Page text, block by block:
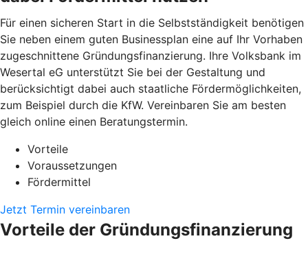
Für einen sicheren Start in die Selbstständigkeit benötigen
Sie neben einem guten Businessplan eine auf Ihr Vorhaben
zugeschnittene Gründungsfinanzierung. Ihre Volksbank im
Wesertal eG unterstützt Sie bei der Gestaltung und
berücksichtigt dabei auch staatliche Fördermöglichkeiten,
zum Beispiel durch die KfW. Vereinbaren Sie am besten
gleich online einen Beratungstermin.
Vorteile
Voraussetzungen
Fördermittel
Jetzt Termin vereinbaren
Vorteile der Gründungsfinanzierung